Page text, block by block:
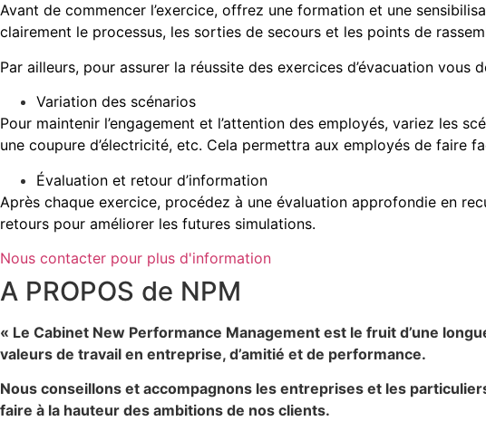
Avant de commencer l’exercice, offrez une formation et une
clairement le processus, les sorties de secours et les points de
Par ailleurs, pour assurer la réussite des exercices d’évacuation vous
Variation des scénarios
Pour maintenir l’engagement et l’attention des employés, variez les
une coupure d’électricité, etc. Cela permettra aux employés de faire
Évaluation et retour d’information
Après chaque exercice, procédez à une évaluation approfondie en
retours pour améliorer les futures simulations.
Nous contacter pour plus d'information
A PROPOS de NPM
« Le Cabinet New Performance Management est le fruit d’une
valeurs de travail en entreprise, d’amitié et de performance.
Nous conseillons et accompagnons les entreprises et les
faire à la hauteur des ambitions de nos clients.